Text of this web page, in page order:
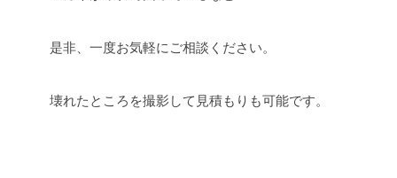
是非、一度お気軽にご相談ください。
壊れたところを撮影して見積もりも可能です。